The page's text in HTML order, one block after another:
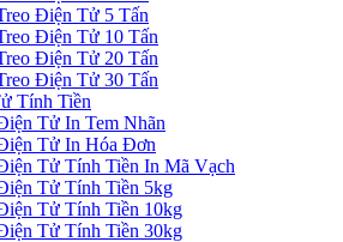
Điện Tử 5 Tấn
Điện Tử 10 Tấn
Điện Tử 20 Tấn
Điện Tử 30 Tấn
Tính Tiền
Tử In Tem Nhãn
Tử In Hóa Đơn
Tử Tính Tiền In Mã Vạch
Tử Tính Tiền 5kg
Tử Tính Tiền 10kg
Tử Tính Tiền 30kg